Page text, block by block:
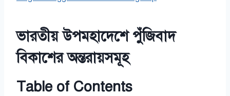
ভারতীয় উপমহাদেশে পুঁজিবাদ
বিকাশের অন্তরায়সমূহ
Table of Contents